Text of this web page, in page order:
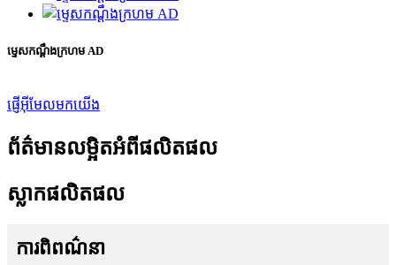
ម្ទេសកណ្ដឹងក្រហម AD
ផ្ញើអ៊ីមែលមកយើង
ព័ត៌មានលម្អិតអំពីផលិតផល
ស្លាកផលិតផល
ការពិពណ៌នា